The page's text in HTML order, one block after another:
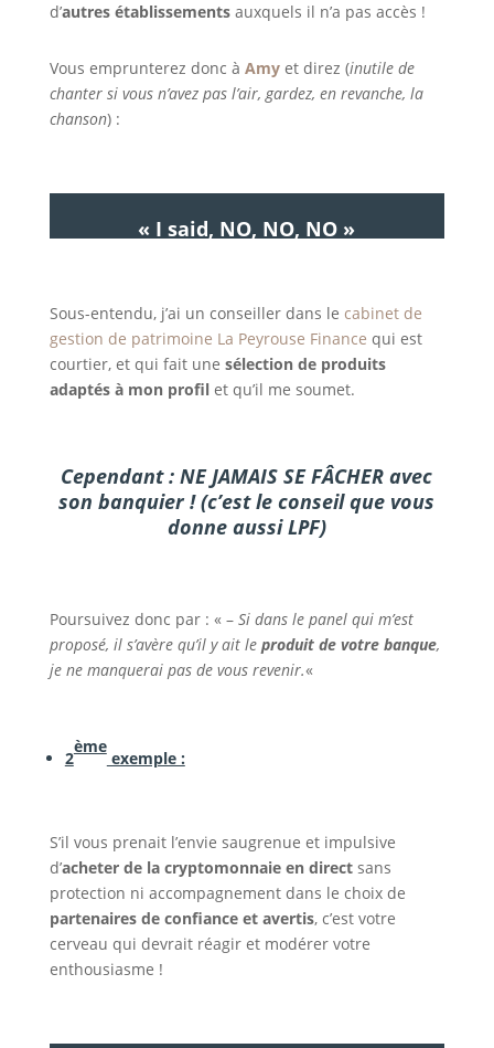
d’autres établissementsauxquels il n’a pas accès !
Vous emprunterez donc à Amyet direz (inutile de
chanter si vous n’avez pas l’air, gardez, en revanche, la
chanson) :
« I said, NO, NO, NO »
Sous-entendu, j’ai un conseiller dans le cabinet de
gestion de patrimoine La Peyrouse Finance qui est
courtier, et qui fait une sélection de produits
adaptés à mon profilet qu’il me soumet.
Cependant : NE JAMAIS SE FÂCHER avec
son banquier ! (c’est le conseil que vous
donne aussi LPF)
Poursuivez donc par : « – Si dans le panel qui m’est
proposé, il s’avère qu’il y ait le produit de votre banque,
je ne manquerai pas de vous revenir.«
2
ème
exemple :
S’il vous prenait l’envie saugrenue et impulsive
d’acheter de la cryptomonnaie en direct sans
protection ni accompagnement dans le choix de
partenaires de confiance et avertis, c’est votre
cerveau qui devrait réagir et modérer votre
enthousiasme !